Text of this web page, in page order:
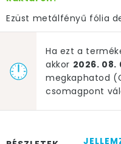
Ezüst metálfényű fólia
Ha ezt a
akkor 2026.
megkaphatod
csomagpont